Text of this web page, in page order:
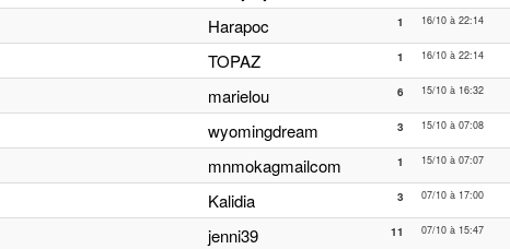
Harapoc 1 16/10 à 22:14
TOPAZ 1 16/10 à 22:14
marielou 6 15/10 à 16:32
wyomingdream 3 15/10 à 07:08
mnmokagmailcom 1 15/10 à 07:07
Kalidia 3 07/10 à 17:00
jenni39 11 07/10 à 15:47